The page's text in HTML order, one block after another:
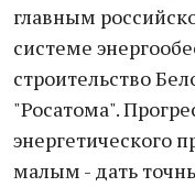
главным
системе
строительство
"Росатома".
энергетического
малым - дать